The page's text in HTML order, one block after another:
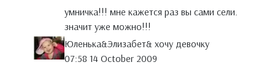
умничка!!! мне кажется раз вы сами сели.
значит уже можно!!!
Юленька&Элизабет& хочу девочку
07:58 14 October 2009